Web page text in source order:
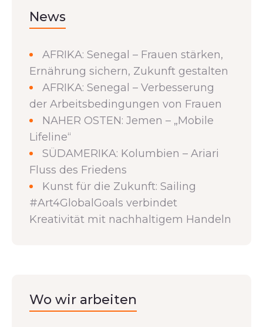
News
AFRIKA: Senegal – Frauen stärken,
Ernährung sichern, Zukunft gestalten
AFRIKA: Senegal – Verbesserung
der Arbeitsbedingungen von Frauen
NAHER OSTEN: Jemen – „Mobile
Lifeline“
SÜDAMERIKA: Kolumbien – Ariari
Fluss des Friedens
Kunst für die Zukunft: Sailing
#Art4GlobalGoals verbindet
Kreativität mit nachhaltigem Handeln
Wo wir arbeiten